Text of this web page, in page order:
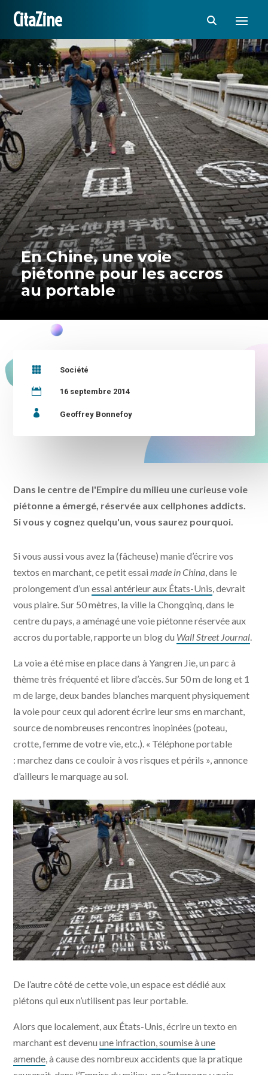
CitaZine
En Chine, une voie
piétonne pour les accros
au portable
 Société
 16 septembre 2014
 Geoffrey Bonnefoy
Dans le centre de l'Empire du milieu une curieuse voie
piétonne a émergé, réservée aux cellphones addicts.
Si vous y cognez quelqu'un, vous saurez pourquoi.
Si vous aussi vous avez la (fâcheuse) manie d’écrire vos
textos en marchant, ce petit essai made in China , dans le
prolongement d’unessai antérieur aux États-Unis , devrait
vous plaire. Sur 50 mètres, la ville la Chongqinq, dans le
centre du pays, a aménagé une voie piétonne réservée aux
accros du portable, rapporte un blog du Wall Street Journal
La voie a été mise en place dans à Yangren Jie, un parc à
thème très fréquenté et libre d’accès. Sur 50 m de long et 1
m de large, deux bandes blanches marquent physiquement
la voie pour ceux qui adorent écrire leur sms en marchant,
source de nombreuses rencontres inopinées (poteau,
crotte, femme de votre vie, etc.). « Téléphone portable
: marchez dans ce couloir à vos risques et périls », annonce
d’ailleurs le marquage au sol.
De l’autre côté de cette voie, un espace est dédié aux
piétons qui eux n’utilisent pas leur portable.
Alors que localement, aux États-Unis, écrire un texto en
marchant est devenuune infraction, soumise à une
amende, à cause des nombreux accidents que la pratique